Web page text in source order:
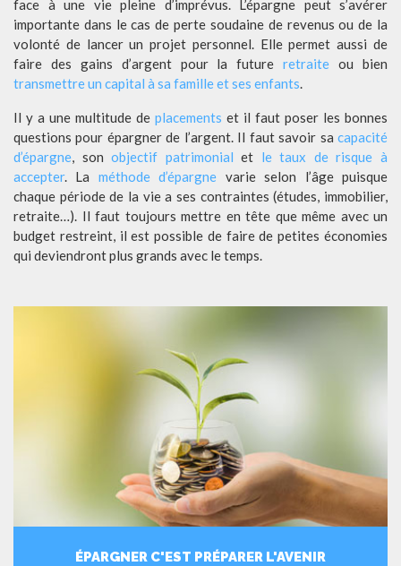
face à une vie pleine d’imprévus. L’épargne peut s’avérer
importante dans le cas de perte soudaine de revenus ou de la
volonté de lancer un projet personnel. Elle permet aussi de
faire des gains d’argent pour la futureretraite ou bien
transmettre un capital à sa famille et ses enfants.
Il y a une multitude de placements et il faut poser les bonnes
questions pour épargner de l’argent. Il faut savoir sa capacité
d’épargne, sonobjectif patrimonial et le taux de risque à
accepter. La méthode d’épargne varie selon l’âge puisque
chaque période de la vie a ses contraintes (études, immobilier,
retraite…). Il faut toujours mettre en tête que même avec un
budget restreint, il est possible de faire de petites économies
qui deviendront plus grands avec le temps.
ÉPARGNER C'EST PRÉPARER L'AVENIR